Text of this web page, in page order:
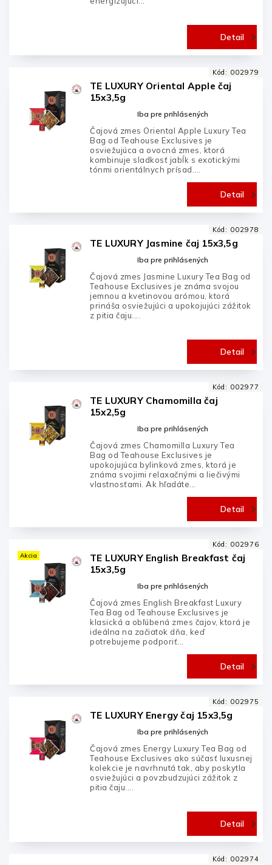
Detail
TE LUXURY Oriental Apple čaj
15x3,5g
Iba pre prihlásených
Detail
Čajová zmes Oriental Apple Luxury Tea
Bag od Teahouse Exclusives je
osviežujúca a ovocná zmes, ktorá
kombinuje sladkosť jabĺk s exotickými
tónmi orientálnych prísad....
Kód: 002979
TE LUXURY Jasmine čaj 15x3,5g
Iba pre prihlásených
Detail
Čajová zmes Jasmine Luxury Tea Bag od
Teahouse Exclusives je známa svojou
jemnou a kvetinovou arómou, ktorá
prináša osviežujúci a upokojujúci zážitok
z pitia čaju....
Kód: 002978
TE LUXURY Chamomilla čaj
15x2,5g
Iba pre prihlásených
Detail
Čajová zmes Chamomilla Luxury Tea
Bag od Teahouse Exclusives je
upokojujúca bylinková zmes, ktorá je
známa svojimi relaxačnými a liečivými
vlastnosťami. Ak hľadáte...
Kód: 002977
Akcia
TE LUXURY English Breakfast čaj
15x3,5g
Iba pre prihlásených
Detail
Čajová zmes English Breakfast Luxury
Tea Bag od Teahouse Exclusives je
klasická a obľúbená zmes čajov, ktorá je
ideálna na začiatok dňa, keď
potrebujeme podporiť...
Kód: 002976
TE LUXURY Energy čaj 15x3,5g
Iba pre prihlásených
Detail
Čajová zmes Energy Luxury Tea Bag od
Teahouse Exclusives ako súčasť luxusnej
kolekcie je navrhnutá tak, aby poskytla
osviežujúci a povzbudzujúci zážitok z
pitia čaju....
Kód: 002975
Kód: 002974